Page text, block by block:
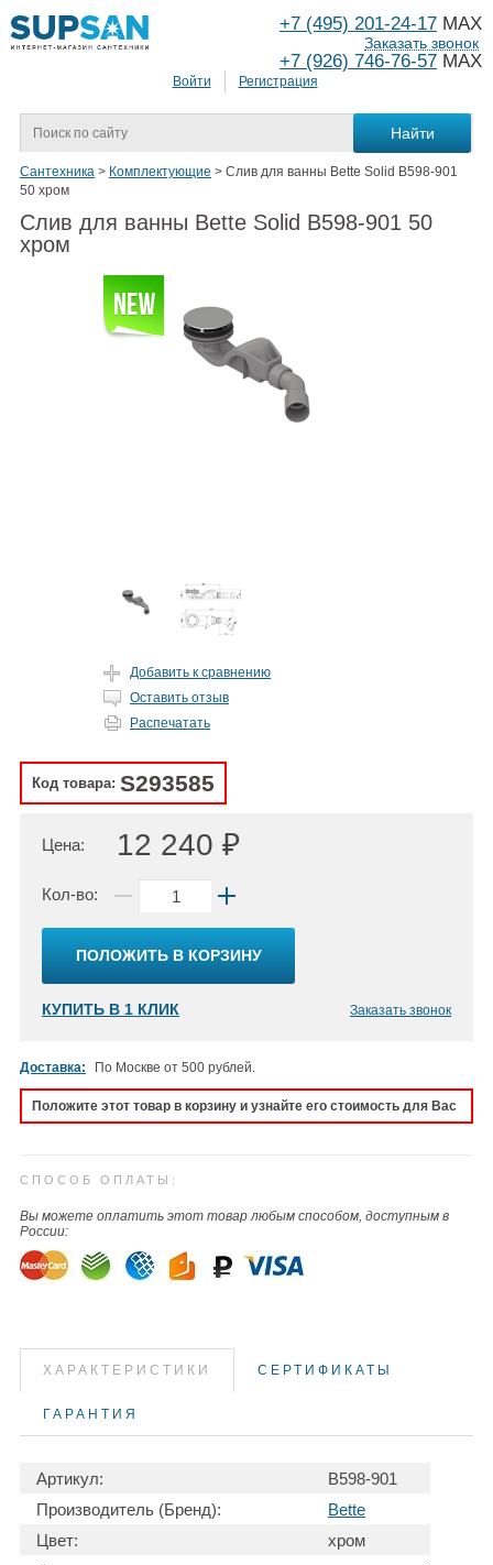
Войти Регистрация
+7 (495) 201-24-17 MAX
+7 (926) 746-76-57 MAX
Заказать звонок
Сантехника > Комплектующие > Слив для ванны Bette Solid B598-901
50 хром
Слив для ванны Bette Solid B598-901 50
хром
Добавить к сравнению
Оставить отзыв
Распечатать
Код товара: S293585
Цена: 12 240 ₽
Кол-во:
ПОЛОЖИТЬ В КОРЗИНУ
КУПИТЬ В 1 КЛИК Заказать звонок
Доставка: По Москве от 500 рублей.
Положите этот товар в корзину и узнайте его стоимость для Вас
СПОСОБ ОПЛАТЫ:
Вы можете оплатить этот товар любым способом, доступным в
России:
ХАРАКТЕРИСТИКИ СЕРТИФИКАТЫ
ГАРАНТИЯ
Артикул:
B598-901
Производитель (Бренд):
Bette
Цвет:
хром